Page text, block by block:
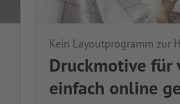
Kein Layoutprogramm zur
Druckmotive für
einfach online